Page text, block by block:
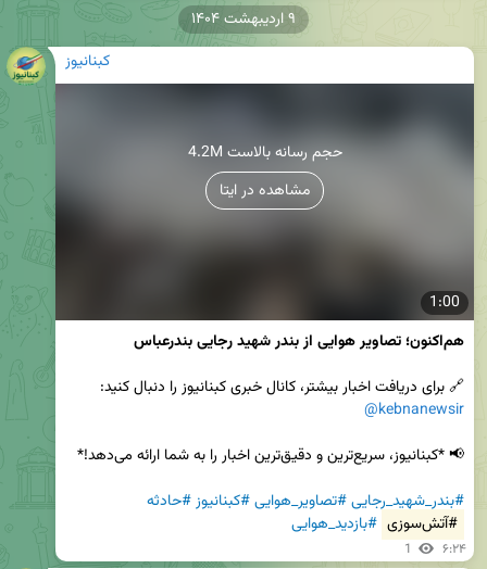
کبنانیوز
1:00
4.2M حجم رسانه بالاست
مشاهده در ایتا
هم‌اکنون؛ تصاویر هوایی از بندر شهید رجایی بندرعباس
🔗 برای دریافت اخبار بیشتر، کانال خبری کبنانیوز را دنبال کنید:
@kebnanewsir
#بندر_شهید_رجایی#تصاویر_هوایی#کبنانیوز#حادثه
#آتش‌سوزی
#بازدید_هوایی
1 ۶:۲۴
۹ اردیبهشت ۱۴۰۴